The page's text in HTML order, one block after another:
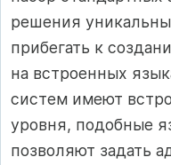
решения
прибегать к
на встроенных
систем имеют
уровня, подобные
позволяют задать